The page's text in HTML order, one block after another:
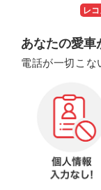
レ
あなたの愛車
電話が一切こな